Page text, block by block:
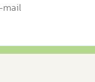
mail